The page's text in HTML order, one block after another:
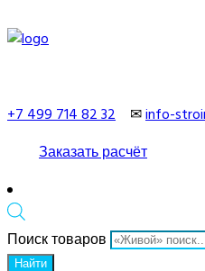
+7 499 714 82 32 ✉info-
Заказать расчёт
Поиск товаров
Найти